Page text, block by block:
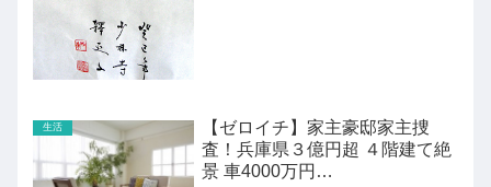
生活
【ゼロイチ】家主豪邸家主捜
査！兵庫県３億円超 ４階建て絶
景 車4000万円…